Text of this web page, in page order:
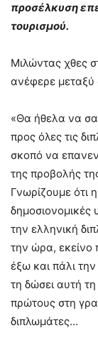
προσέλκυση
τουρισμού.
Μιλώντας χθες
ανέφερε μεταξύ
«Θα ήθελα να
προς όλες τις
σκοπό να
της προβολής
Γνωρίζουμε ότι
δημοσιονομικές
την ελληνική
την ώρα, εκείνο
έξω και πάλι
τη δώσει αυτή
πρώτους στη
διπλωμάτες…